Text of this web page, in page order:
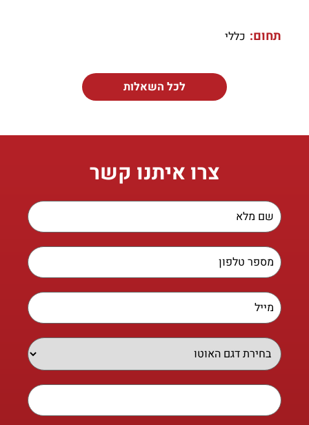
תחום: כללי
לכל השאלות
צרו איתנו קשר